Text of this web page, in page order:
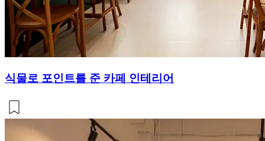
식물로 포인트를 준 카페 인테리어